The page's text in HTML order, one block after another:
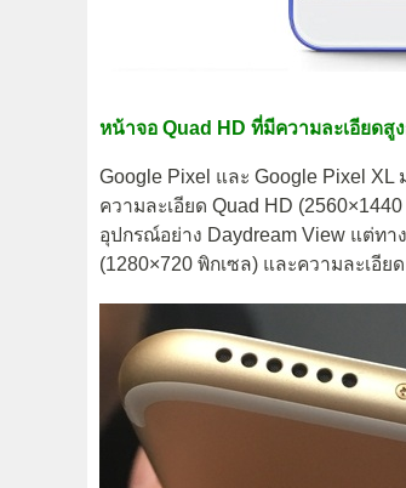
หน้าจอ Quad HD ที่มีความละเอียดสู
Google Pixel และ Google Pixel XL
ความละเอียด Quad HD
อุปกรณ์อย่าง Daydream View แต่ทา
(1280×720 พิกเซล) และความละเอี